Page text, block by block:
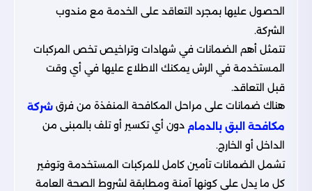
الحصول عليها بمجرد التعاقد على الخدمة مع مندوب
الشركة.
تتمثل أهم الضمانات في شهادات وتراخيص تخص المركبات
المستخدمة في الرش يمكنك الاطلاع عليها في أي وقت
قبل التعاقد.
هناك ضمانات على مراحل المكافحة المنفذة من فرق شركة
مكافحة البق بالدمام دون أي تكسير أو تلف بالمبنى من
الداخل أو الخارج.
تشمل الضمانات تأمين كامل للمركبات المستخدمة وتوفير
كل ما يدل على كونها آمنة ومطابقة لشروط الصحة العامة